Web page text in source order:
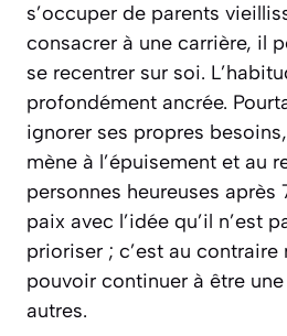
s’occuper de parents
consacrer à une carrière, il
se recentrer sur soi.
profondément ancrée.
ignorer ses propres
mène à l’épuisement et au
personnes heureuses après
paix avec l’idée qu’il n’est
prioriser ; c’est au
pouvoir continuer à être
autres.